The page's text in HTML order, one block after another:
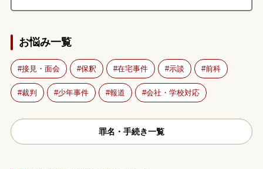
お悩み一覧
接見・面会 保釈 在宅事件 示談 前科
裁判 少年事件 報道 会社・学校対応
罪名・手続き一覧